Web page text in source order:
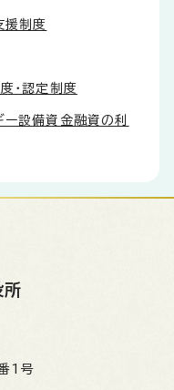
援制度
・認定制度
ー設備資金融資の利
所
1号